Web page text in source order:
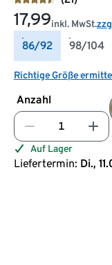
17,99inkl. MwSt.
86/92 98/104
Richtige Größe
Anzahl
Auf Lager
Liefertermin: Di.,